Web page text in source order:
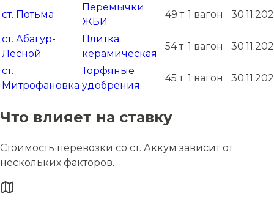
ст. Потьма
Перемычки
ЖБИ
49 т 1 вагон
ст. Абагур-
Лесной
Плитка
керамическая
54 т 1 вагон
ст.
Митрофановка
Торфяные
удобрения
45 т 1 вагон
Что влияет на ставку
Стоимость перевозки со ст. Аккум зависит от
нескольких факторов.